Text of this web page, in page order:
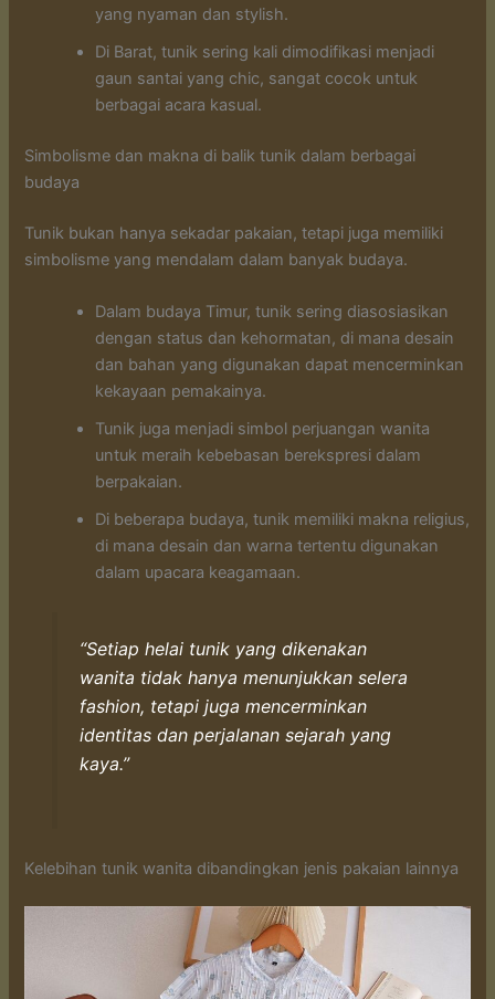
yang nyaman dan stylish.
Di Barat, tunik sering kali dimodifikasi menjadi
gaun santai yang chic, sangat cocok untuk
berbagai acara kasual.
Simbolisme dan makna di balik tunik dalam berbagai
budaya
Tunik bukan hanya sekadar pakaian, tetapi juga memiliki
simbolisme yang mendalam dalam banyak budaya.
Dalam budaya Timur, tunik sering diasosiasikan
dengan status dan kehormatan, di mana desain
dan bahan yang digunakan dapat mencerminkan
kekayaan pemakainya.
Tunik juga menjadi simbol perjuangan wanita
untuk meraih kebebasan berekspresi dalam
berpakaian.
Di beberapa budaya, tunik memiliki makna religius,
di mana desain dan warna tertentu digunakan
dalam upacara keagamaan.
“Setiap helai tunik yang dikenakan
wanita tidak hanya menunjukkan selera
fashion, tetapi juga mencerminkan
identitas dan perjalanan sejarah yang
kaya.”
Kelebihan tunik wanita dibandingkan jenis pakaian lainnya